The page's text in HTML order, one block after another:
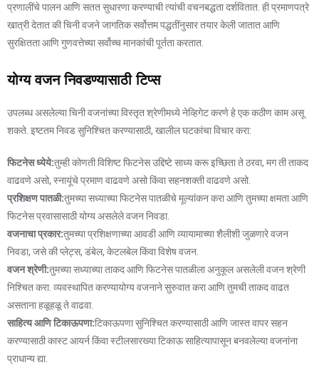
प्रणालींचे पालन आणि सतत सुधारणा करण्याची त्यांची वचनबद्धता दर्शवितात. ही प्रमाणपत्रे
खात्री देतात की चिनी वजने जागतिक सर्वोत्तम पद्धतींनुसार तयार केली जातात आणि
सुरक्षितता आणि गुणवत्तेच्या सर्वोच्च मानकांची पूर्तता करतात.
योग्य वजन निवडण्यासाठी टिप्स
उपलब्ध असलेल्या चिनी वजनांच्या विस्तृत श्रेणीमध्ये नेव्हिगेट करणे हे एक कठीण काम असू
शकते. इष्टतम निवड सुनिश्चित करण्यासाठी, खालील घटकांचा विचार करा:
फिटनेस ध्येये:तुम्ही कोणती विशिष्ट फिटनेस उद्दिष्टे साध्य करू इच्छिता ते ठरवा, मग ती ताकद
वाढवणे असो, स्नायूंचे प्रमाण वाढवणे असो किंवा सहनशक्ती वाढवणे असो.
प्रशिक्षण पातळी:तुमच्या सध्याच्या फिटनेस पातळीचे मूल्यांकन करा आणि तुमच्या क्षमता आणि
फिटनेस प्रवासासाठी योग्य असलेले वजन निवडा.
वजनाचा प्रकार:तुमच्या प्रशिक्षणाच्या आवडी आणि व्यायामाच्या शैलीशी जुळणारे वजन
निवडा, जसे की प्लेट्स, डंबेल, केटलबेल किंवा विशेष वजन.
वजन श्रेणी:तुमच्या सध्याच्या ताकद आणि फिटनेस पातळीला अनुकूल असलेली वजन श्रेणी
निश्चित करा. व्यवस्थापित करण्यायोग्य वजनाने सुरुवात करा आणि तुमची ताकद वाढत
असताना हळूहळू ते वाढवा.
साहित्य आणि टिकाऊपणा:टिकाऊपणा सुनिश्चित करण्यासाठी आणि जास्त वापर सहन
करण्यासाठी कास्ट आयर्न किंवा स्टीलसारख्या टिकाऊ साहित्यापासून बनवलेल्या वजनांना
प्राधान्य द्या.